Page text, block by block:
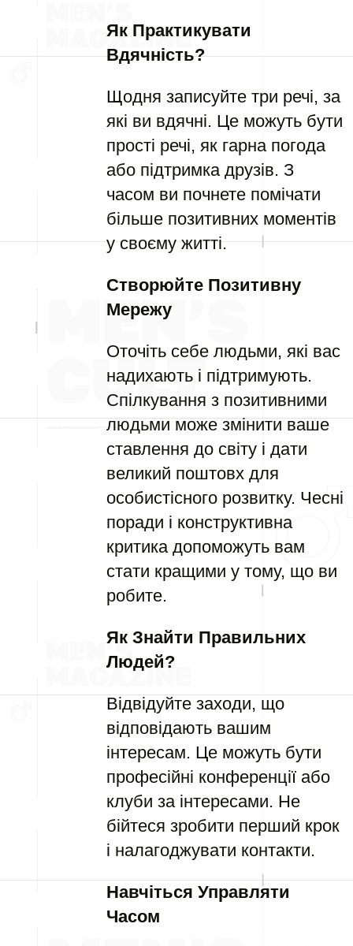
Як Практикувати
Вдячність?
Щодня записуйте три речі, за
які ви вдячні. Це можуть бути
прості речі, як гарна погода
або підтримка друзів. З
часом ви почнете помічати
більше позитивних моментів
у своєму житті.
Створюйте Позитивну
Мережу
Оточіть себе людьми, які вас
надихають і підтримують.
Спілкування з позитивними
людьми може змінити ваше
ставлення до світу і дати
великий поштовх для
особистісного розвитку. Чесні
поради і конструктивна
критика допоможуть вам
стати кращими у тому, що ви
робите.
Як Знайти Правильних
Людей?
Відвідуйте заходи, що
відповідають вашим
інтересам. Це можуть бути
професійні конференції або
клуби за інтересами. Не
бійтеся зробити перший крок
і налагоджувати контакти.
Навчіться Управляти
Часом